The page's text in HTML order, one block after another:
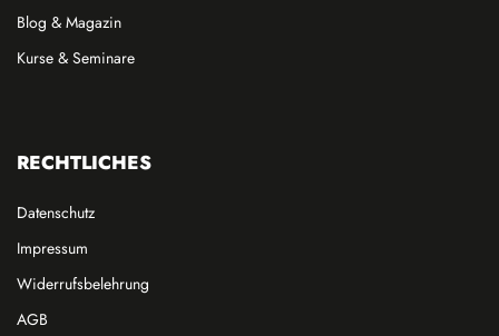
Blog & Magazin
Kurse & Seminare
RECHTLICHES
Datenschutz
Impressum
Widerrufsbelehrung
AGB